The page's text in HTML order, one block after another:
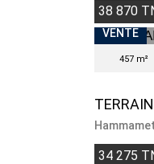
38 870
VENDU
VENTE
457 m²
34 275